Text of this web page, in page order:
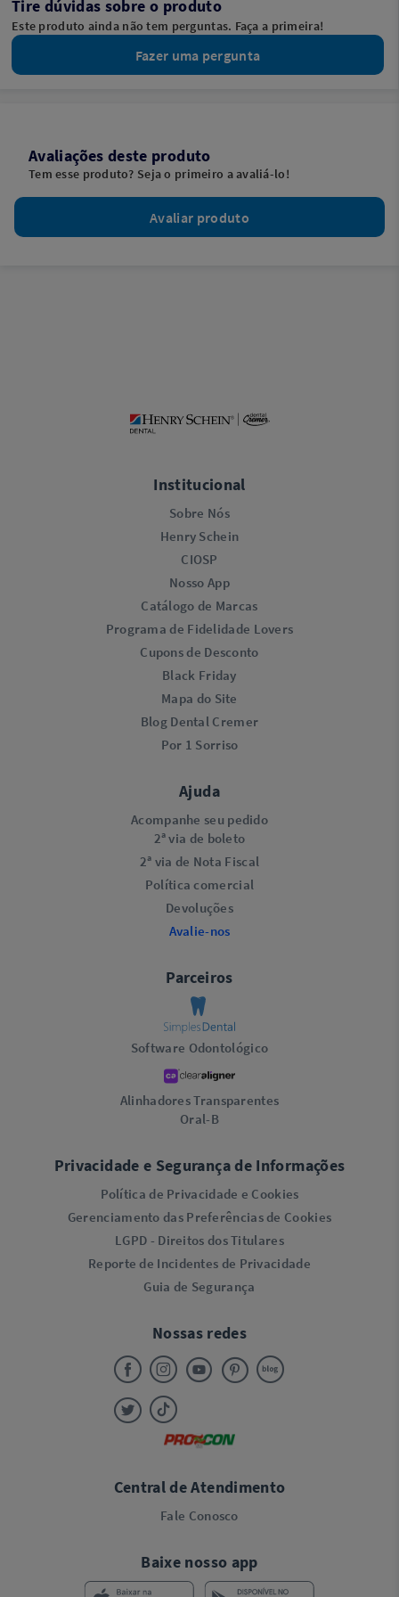
Tire dúvidas sobre o produto
Este produto ainda não tem perguntas. Faça a primeira!
Fazer uma pergunta
Avaliações deste produto
Tem esse produto? Seja o primeiro a avaliá-lo!
Avaliar produto
Institucional
Sobre Nós
Henry Schein
CIOSP
Nosso App
Catálogo de Marcas
Programa de Fidelidade Lovers​
Cupons de Desconto
Black Friday
Mapa do Site
Blog Dental Cremer
Por 1 Sorriso
Ajuda
Acompanhe seu pedido
2ª via de boleto
2ª via de Nota Fiscal
Política comercial
Devoluções
Avalie-nos
Parceiros
Software Odontológico
Alinhadores Transparentes
Oral-B
Privacidade e Segurança de Informações
Política de Privacidade e Cookies
Gerenciamento das Preferências de Cookies
LGPD - Direitos dos Titulares
Reporte de Incidentes de Privacidade
Guia de Segurança
Nossas redes
Central de Atendimento
Fale Conosco
Baixe nosso app